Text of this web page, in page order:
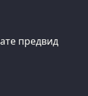
предвид